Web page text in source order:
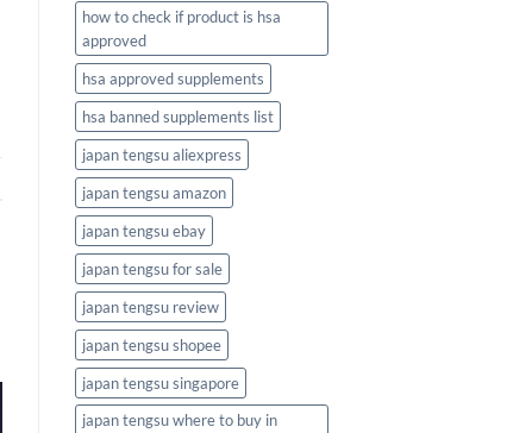
how to check if product is hsa
approved
hsa approved supplements
hsa banned supplements list
japan tengsu aliexpress
japan tengsu amazon
japan tengsu ebay
japan tengsu for sale
japan tengsu review
japan tengsu shopee
japan tengsu singapore
japan tengsu where to buy in